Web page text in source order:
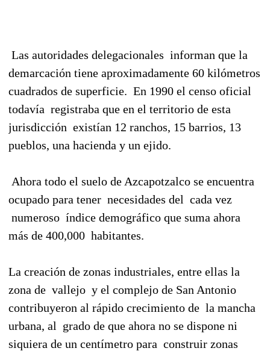
Las autoridades delegacionales informan que la
demarcación tiene aproximadamente 60 kilómetros
cuadrados de superficie. En 1990 el censo oficial
todavía registraba que en el territorio de esta
jurisdicción existían 12 ranchos, 15 barrios, 13
pueblos, una hacienda y un ejido.
Ahora todo el suelo de Azcapotzalco se encuentra
ocupado para tener necesidades del cada vez
numeroso índice demográfico que suma ahora
más de 400,000 habitantes.
La creación de zonas industriales, entre ellas la
zona de vallejo y el complejo de San Antonio
contribuyeron al rápido crecimiento de la mancha
urbana, al grado de que ahora no se dispone ni
siquiera de un centímetro para construir zonas